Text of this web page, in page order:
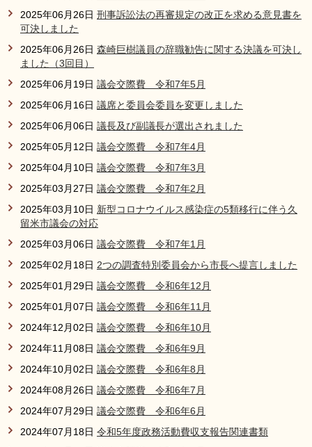
2025年06月26日 刑事訴訟法の再審規定の改正を求める意見書を
可決しました
2025年06月26日 森崎巨樹議員の辞職勧告に関する決議を可決し
ました（3回目）
2025年06月19日 議会交際費 令和7年5月
2025年06月16日 議席と委員会委員を変更しました
2025年06月06日 議長及び副議長が選出されました
2025年05月12日 議会交際費 令和7年4月
2025年04月10日 議会交際費 令和7年3月
2025年03月27日 議会交際費 令和7年2月
2025年03月10日 新型コロナウイルス感染症の5類移行に伴う久
留米市議会の対応
2025年03月06日 議会交際費 令和7年1月
2025年02月18日 2つの調査特別委員会から市長へ提言しました
2025年01月29日 議会交際費 令和6年12月
2025年01月07日 議会交際費 令和6年11月
2024年12月02日 議会交際費 令和6年10月
2024年11月08日 議会交際費 令和6年9月
2024年10月02日 議会交際費 令和6年8月
2024年08月26日 議会交際費 令和6年7月
2024年07月29日 議会交際費 令和6年6月
2024年07月18日 令和5年度政務活動費収支報告関連書類